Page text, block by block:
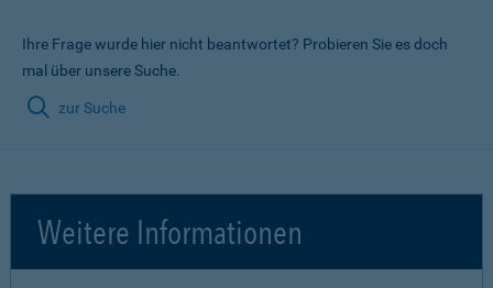
Ihre Frage wurde hier nicht beantwortet? Probieren Sie es doch
mal über unsere Suche.
zur Suche
Weitere Informationen